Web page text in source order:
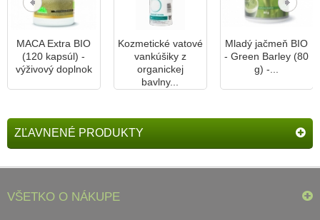
MACA Extra BIO
(120 kapsúl) -
výživový doplnok
Kozmetické vatové
vankúšiky z
organickej
bavlny...
Mladý jačmeň BIO
- Green Barley (80
g) -...
ZĽAVNENÉ PRODUKTY
VŠETKO O NÁKUPE